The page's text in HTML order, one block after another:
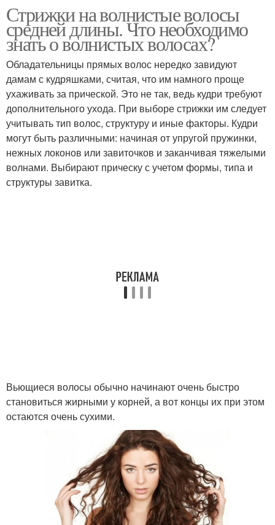
волос
волосами
Вьющиеся волосы
Стрижки на волнистые волосы
средней длины. Что необходимо
знать о волнистых волосах?
Обладательницы прямых волос нередко завидуют
дамам с кудряшками, считая, что им намного проще
ухаживать за прической. Это не так, ведь кудри требуют
дополнительного ухода. При выборе стрижки им следует
учитывать тип волос, структуру и иные факторы. Кудри
могут быть различными: начиная от упругой пружинки,
нежных локонов или завиточков и заканчивая тяжелыми
волнами. Выбирают прическу с учетом формы, типа и
структуры завитка.
Вьющиеся волосы обычно начинают очень быстро
становиться жирными у корней, а вот концы их при этом
остаются очень сухими.